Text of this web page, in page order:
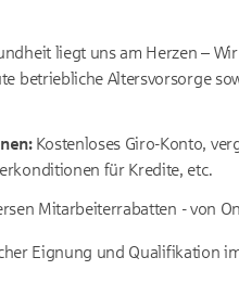
liegt uns am Herzen –
betriebliche Altersvorsorge
Kostenloses Giro-Konto,
für Kredite, etc.
Mitarbeiterrabatten - von
Eignung und Qualifikation